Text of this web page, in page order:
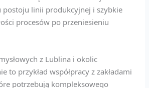
postoju linii produkcyjnej i szybkie
procesów po przeniesieniu
z Lublina i okolic
to przykład współpracy z zakładami
potrzebują kompleksowego